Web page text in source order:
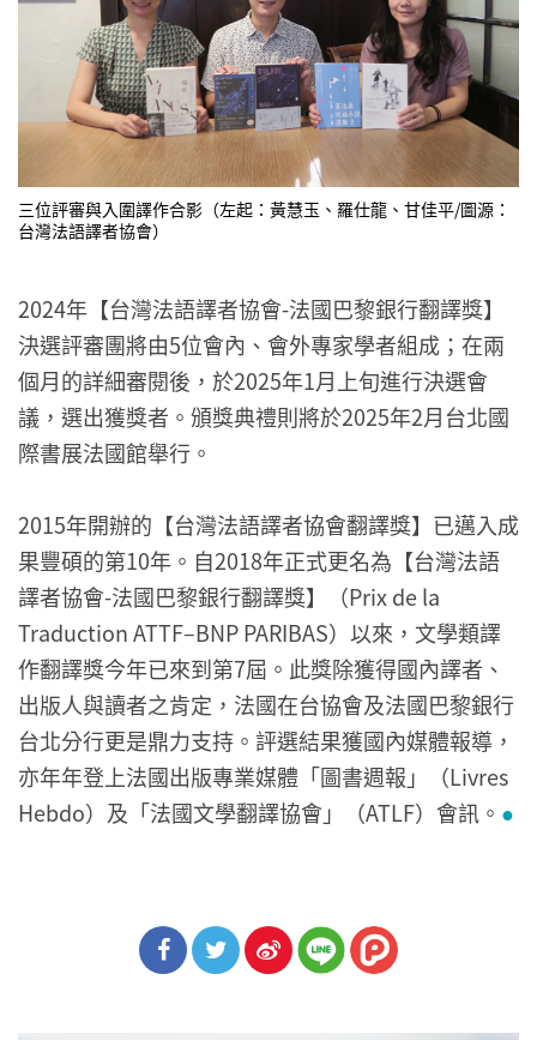
三位評審與入圍譯作合影（左起：黃慧玉、羅仕龍、甘佳平/圖源：
台灣法語譯者協會）
2024年【台灣法語譯者協會-法國巴黎銀行翻譯獎】
決選評審團將由5位會內、會外專家學者組成；在兩
個月的詳細審閱後，於2025年1月上旬進行決選會
議，選出獲獎者。頒獎典禮則將於2025年2月台北國
際書展法國館舉行。
2015年開辦的【台灣法語譯者協會翻譯獎】已邁入成
果豐碩的第10年。自2018年正式更名為【台灣法語
譯者協會-法國巴黎銀行翻譯獎】（Prix de la
Traduction ATTF–BNP PARIBAS）以來，文學類譯
作翻譯獎今年已來到第7屆。此獎除獲得國內譯者、
出版人與讀者之肯定，法國在台協會及法國巴黎銀行
台北分行更是鼎力支持。評選結果獲國內媒體報導，
亦年年登上法國出版專業媒體「圖書週報」（Livres
Hebdo）及「法國文學翻譯協會」（ATLF）會訊。 ●